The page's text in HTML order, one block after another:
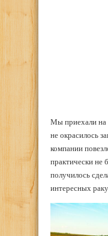
Мы приехали на
не окрасилось
компании
практически не
получилось
интересных